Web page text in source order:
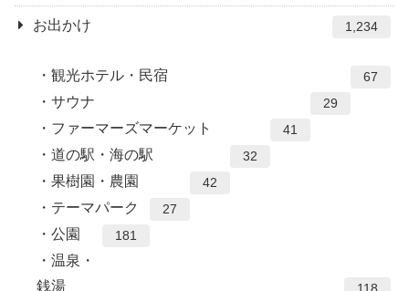
お出かけ 1,234
観光ホテル・民宿 67
サウナ 29
ファーマーズマーケット 41
道の駅・海の駅 32
果樹園・農園 42
テーマパーク 27
公園 181
温泉・
銭湯
118